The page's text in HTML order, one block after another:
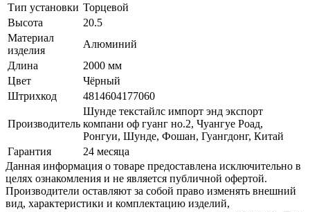
Тип установки Торцевой
Высота
20.5
Материал
изделия
Алюминий
Длина
2000 мм
Цвет
Чёрный
Штрихкод
4814604177060
Производитель
Шунде текстайлс импорт энд экспорт
компани оф гуанг но.2, Чуангуе Роад,
Ронгуи, Шунде, Фошан, Гуангдонг, Китай
Гарантия
24 месяца
Данная информация о товаре предоставлена исключительно в
целях ознакомления и не является публичной офертой.
Производители оставляют за собой право изменять внешний
вид, характеристики и комплектацию изделий,